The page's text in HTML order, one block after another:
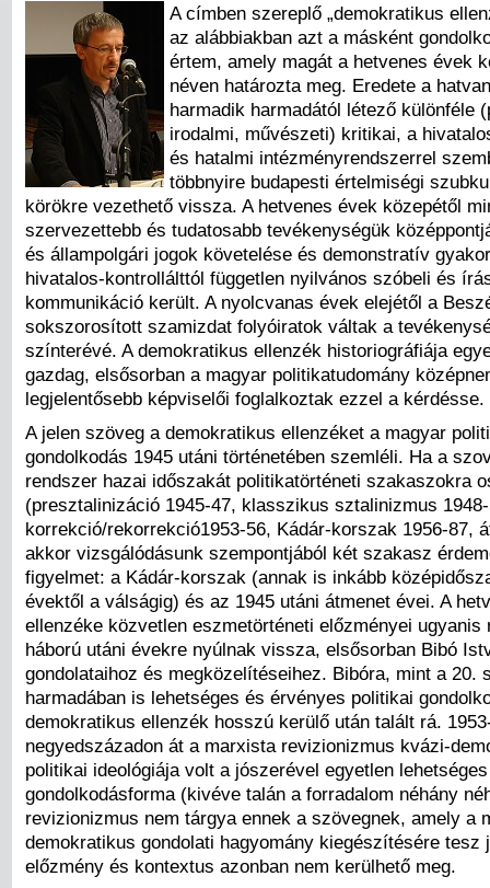
A címben szereplő „demokratikus
az alábbiakban azt a másként
értem, amely magát a hetvenes évek
néven határozta meg. Eredete a
harmadik harmadától létező különféle
irodalmi, művészeti) kritikai, a
és hatalmi intézményrendszerrel
többnyire budapesti értelmiségi
körökre vezethető vissza. A hetvenes évek közepétől
szervezettebb és tudatosabb tevékenységük
és állampolgári jogok követelése és demonstratív
hivatalos-kontrollálttól független nyilvános szóbeli és
kommunikáció került. A nyolcvanas évek elejétől a
sokszorosított szamizdat folyóiratok váltak a
színterévé. A demokratikus ellenzék historiográfiája
gazdag, elsősorban a magyar politikatudomány
legjelentősebb képviselői foglalkoztak ezzel a kérdésse.
A jelen szöveg a demokratikus ellenzéket a magyar
gondolkodás 1945 utáni történetében szemléli. Ha a
rendszer hazai időszakát politikatörténeti szakaszokra
(presztalinizáció 1945-47, klasszikus sztalinizmus
korrekció/rekorrekció1953-56, Kádár-korszak 1956-87,
akkor vizsgálódásunk szempontjából két szakasz
figyelmet: a Kádár-korszak (annak is inkább
évektől a válságig) és az 1945 utáni átmenet évei. A
ellenzéke közvetlen eszmetörténeti előzményei ugyanis
háború utáni évekre nyúlnak vissza, elsősorban Bibó
gondolataihoz és megközelítéseihez. Bibóra, mint a 20.
harmadában is lehetséges és érvényes politikai
demokratikus ellenzék hosszú kerülő után talált rá.
negyedszázadon át a marxista revizionizmus kvázi-
politikai ideológiája volt a jószerével egyetlen
gondolkodásforma (kivéve talán a forradalom néhány
revizionizmus nem tárgya ennek a szövegnek, amely a
demokratikus gondolati hagyomány kiegészítésére tesz
előzmény és kontextus azonban nem kerülhető meg.